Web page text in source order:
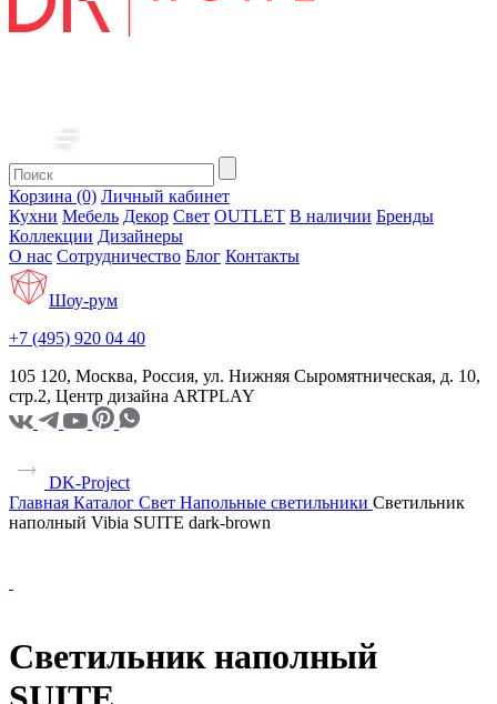
Корзина (0) Личный кабинет
Кухни Мебель Декор Свет OUTLET В наличии Бренды
Коллекции Дизайнеры
О нас Сотрудничество Блог Контакты
Шоу-рум
+7 (495) 920 04 40
105 120, Москва, Россия, ул. Нижняя Сыромятническая, д. 10,
стр.2, Центр дизайна ARTPLAY
DK-Project
Главная Каталог Свет Напольные светильники Светильник
наполный Vibia SUITE dark-brown
Светильник наполный